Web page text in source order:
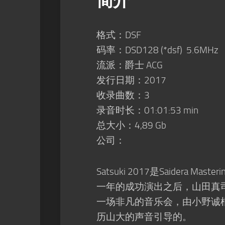
格式：DSF
码率：DSD128 (*dsf) 5.6MHz
流派：爵士 ACG
发行日期：2017
收录曲数：3
录音时长：01:01:53 min
总大小：4,89 Gb
公司：
Satsuki 2017是Saidera
一年的成功演出之后，山田
一场非凡的音乐会，由小野
历山大的声音引导的。